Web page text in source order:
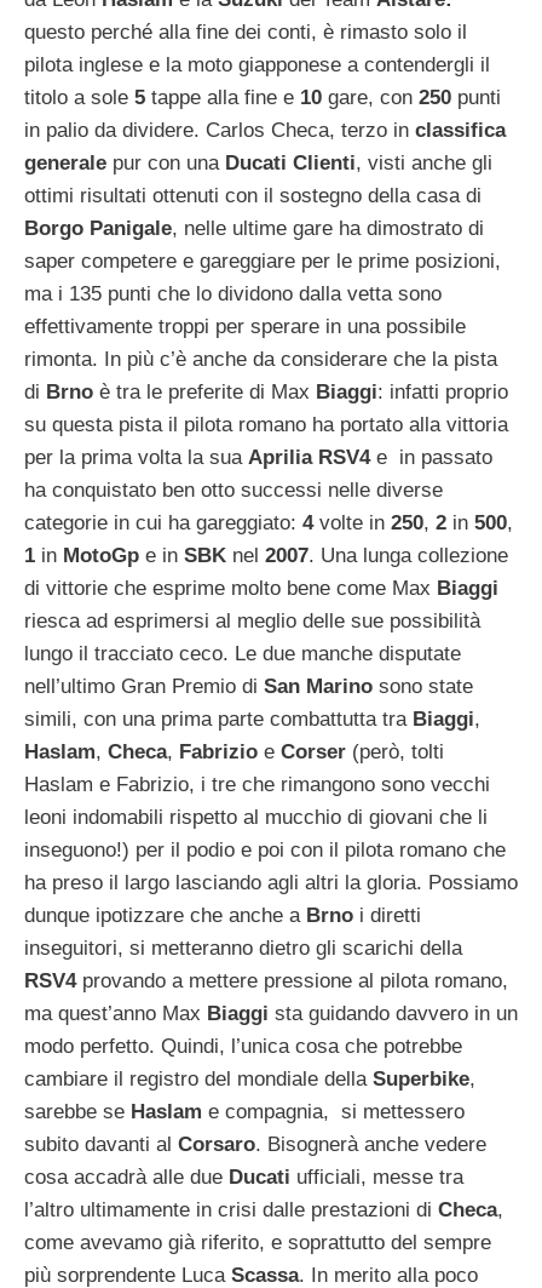
questo perché alla fine dei conti, è rimasto solo il
pilota inglese e la moto giapponese a contendergli il
titolo a sole 5 tappe alla fine e 10 gare, con 250 punti
in palio da dividere. Carlos Checa, terzo in classifica
generale pur con una Ducati Clienti, visti anche gli
ottimi risultati ottenuti con il sostegno della casa di
Borgo Panigale, nelle ultime gare ha dimostrato di
saper competere e gareggiare per le prime posizioni,
ma i 135 punti che lo dividono dalla vetta sono
effettivamente troppi per sperare in una possibile
rimonta. In più c’è anche da considerare che la pista
di Brno è tra le preferite di Max Biaggi: infatti proprio
su questa pista il pilota romano ha portato alla vittoria
per la prima volta la sua Aprilia RSV4e in passato
ha conquistato ben otto successi nelle diverse
categorie in cui ha gareggiato: 4 volte in 250, 2 in 500,
1 in MotoGp e in SBK nel 2007. Una lunga collezione
di vittorie che esprime molto bene come Max Biaggi
riesca ad esprimersi al meglio delle sue possibilità
lungo il tracciato ceco. Le due manche disputate
nell’ultimo Gran Premio di San Marino sono state
simili, con una prima parte combattutta tra Biaggi,
Haslam, Checa, Fabrizio e Corser (però, tolti
Haslam e Fabrizio, i tre che rimangono sono vecchi
leoni indomabili rispetto al mucchio di giovani che li
inseguono!) per il podio e poi con il pilota romano che
ha preso il largo lasciando agli altri la gloria. Possiamo
dunque ipotizzare che anche a Brno i diretti
inseguitori, si metteranno dietro gli scarichi della
RSV4 provando a mettere pressione al pilota romano,
ma quest’anno Max Biaggi sta guidando davvero in un
modo perfetto. Quindi, l’unica cosa che potrebbe
cambiare il registro del mondiale della Superbike,
sarebbe se Haslam e compagnia, si mettessero
subito davanti al Corsaro. Bisognerà anche vedere
cosa accadrà alle due Ducati ufficiali, messe tra
l’altro ultimamente in crisi dalle prestazioni di Checa,
come avevamo già riferito, e soprattutto del sempre
più sorprendente Luca Scassa. In merito alla poco